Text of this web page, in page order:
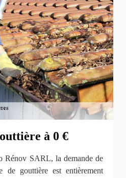
à 0 €
Rénov SARL, la demande de
de gouttière est entièrement